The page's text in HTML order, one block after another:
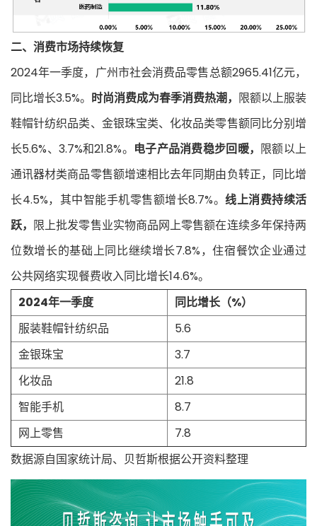
二、消费市场持续恢复
2024年一季度，广州市社会消费品零售总额2965.41亿元，
同比增长3.5%。 时尚消费成为春季消费热潮， 限额以上服装
鞋帽针纺织品类、金银珠宝类、化妆品类零售额同比分别增
长5.6%、3.7%和21.8%。 电子产品消费稳步回暖， 限额以上
通讯器材类商品零售额增速相比去年同期由负转正，同比增
长4.5%，其中智能手机零售额增长8.7%。 线上消费持续活
跃， 限上批发零售业实物商品网上零售额在连续多年保持两
位数增长的基础上同比继续增长7.8%，住宿餐饮企业通过
公共网络实现餐费收入同比增长14.6%。
2024年一季度
同比增长（%）
服装鞋帽针纺织品
5.6
金银珠宝
3.7
化妆品
21.8
智能手机
8.7
网上零售
7.8
数据源自国家统计局、贝哲斯根据公开资料整理